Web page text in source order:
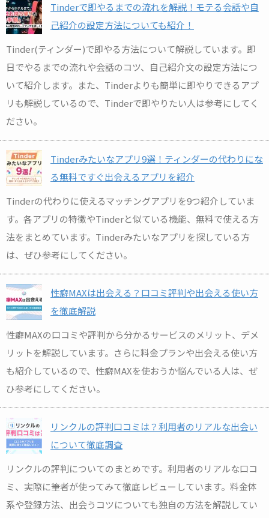
Tinderで即やるまでの流れを解説！モテる会話や自
己紹介の設定方法についても紹介！
Tinder(ティンダー)で即やる方法について解説しています。即
日でやるまでの流れや会話のコツ、自己紹介文の設定方法につ
いて紹介します。また、Tinderよりも簡単に即やりできるアプ
リも解説しているので、Tinderで即やりたい人は参考にしてく
ださい。
Tinderみたいなアプリ9選！ティンダーの代わりにな
る無料ですぐ出会えるアプリを紹介
Tinderの代わりに使えるマッチングアプリを9つ紹介していま
す。各アプリの特徴やTinderと似ている機能、無料で使える方
法をまとめています。Tinderみたいなアプリを探している方
は、ぜひ参考にしてください。
性癖MAXは出会える？口コミ評判や出会える使い方
を徹底解説
性癖MAXの口コミや評判から分かるサービスのメリット、デメ
リットを解説しています。さらに料金プランや出会える使い方
も紹介しているので、性癖MAXを使おうか悩んでいる人は、ぜ
ひ参考にしてください。
リンクルの評判口コミは？利用者のリアルな出会い
について徹底調査
リンクルの評判についてのまとめです。利用者のリアルな口コ
ミ、実際に筆者が使ってみて徹底レビューしています。料金体
系や登録方法、出会うコツについても独自の方法を解説してい